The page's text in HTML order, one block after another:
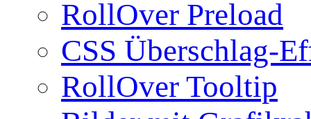
RollOver Preload
CSS Überschlag-
RollOver Tooltip